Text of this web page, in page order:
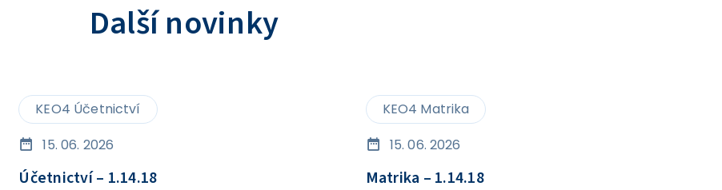
Další novinky
KEO4 Účetnictví
15. 06. 2026
Účetnictví – 1.14.18
KEO4 Matrika
15. 06. 2026
Matrika – 1.14.18